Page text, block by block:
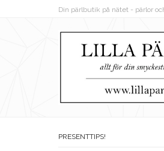
Din pärlbutik på nätet - pärlor
PRESENTTIPS!